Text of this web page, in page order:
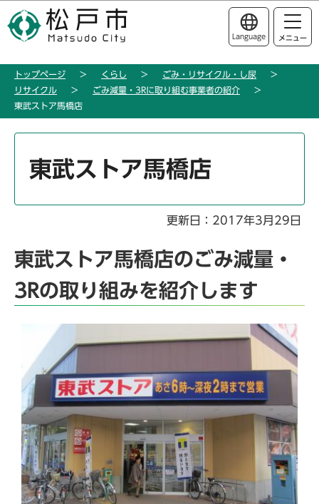
の
ー
このページの本文へ移動
Language メニュー
トップページ くらし
ごみ・リサイクル・し尿
リサイクル
ごみ減量・3Rに取り組む事業者の紹介
東武ストア馬橋店
東武ストア馬橋店
更新日：2017年3月29日
東武ストア馬橋店のごみ減量・
3Rの取り組みを紹介します